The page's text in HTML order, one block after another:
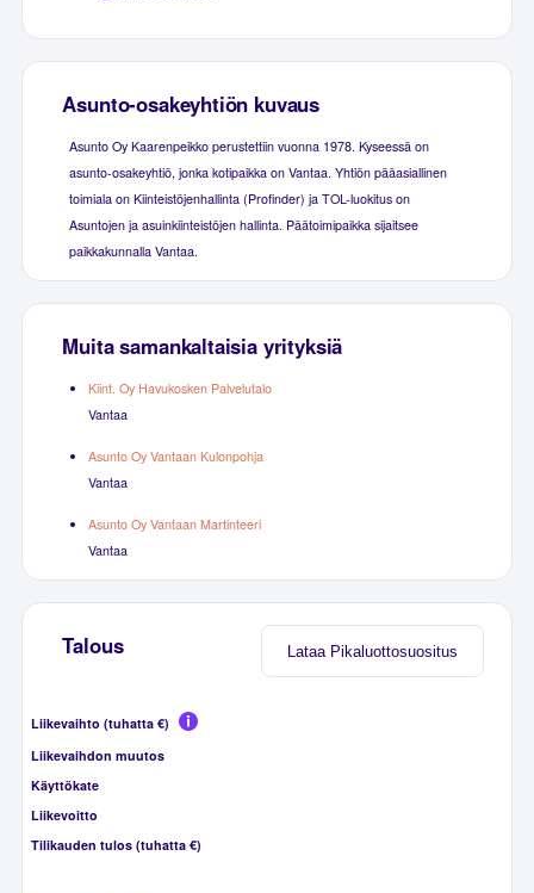
Asunto-osakeyhtiön kuvaus
Asunto Oy Kaarenpeikko perustettiin vuonna 1978. Kyseessä on
asunto-osakeyhtiö, jonka kotipaikka on Vantaa. Yhtiön pääasiallinen
toimiala on Kiinteistöjenhallinta (Profinder) ja TOL-luokitus on
Asuntojen ja asuinkiinteistöjen hallinta. Päätoimipaikka sijaitsee
paikkakunnalla Vantaa.
Muita samankaltaisia yrityksiä
Kiint. Oy Havukosken Palvelutalo
Vantaa
Asunto Oy Vantaan Kulonpohja
Vantaa
Asunto Oy Vantaan Martinteeri
Vantaa
Lataa Pikaluottosuositus
Talous
Liikevaihto (tuhatta €)
Liikevaihdon muutos
Käyttökate
Liikevoitto
Tilikauden tulos (tuhatta €)